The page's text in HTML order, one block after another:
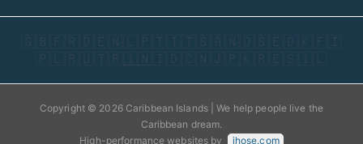
🇬🇧 🇫🇷 🇩🇪 🇳🇱 🇵🇹 🇮🇹 🇸🇦 🇳🇴 🇸🇪 🇩🇰 🇫🇮
🇵🇱 🇷🇺 🇹🇷 🇮🇳 🇮🇩 🇨🇳 🇯🇵 🇰🇷 🇪🇸 🇮🇱
Copyright © 2026 Caribbean Islands | We help people live the
Caribbean dream.
High-performance websites by
jhose.com